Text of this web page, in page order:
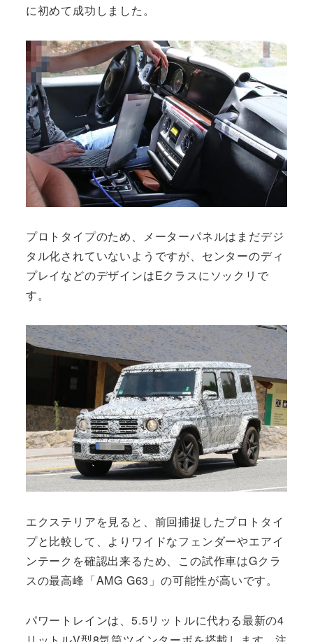
に初めて成功しました。
プロトタイプのため、メーターパネルはまだデジ
タル化されていないようですが、センターのディ
プレイなどのデザインはEクラスにソックリで
す。
エクステリアを見ると、前回捕捉したプロトタイ
プと比較して、よりワイドなフェンダーやエアイ
ンテークを確認出来るため、この試作車はGクラ
スの最高峰「AMG G63」の可能性が高いです。
パワートレインは、5.5リットルに代わる最新の4